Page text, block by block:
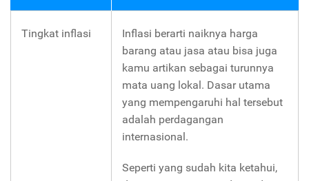
Tingkat inflasi
Inflasi berarti naiknya harga
barang atau jasa atau bisa juga
kamu artikan sebagai turunnya
mata uang lokal. Dasar utama
yang mempengaruhi hal tersebut
adalah perdagangan
internasional.
Seperti yang sudah kita ketahui,